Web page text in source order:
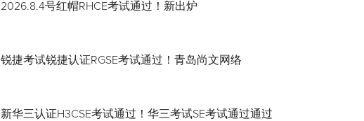
2026.8.4号红帽RHCE考试通过！新出炉
锐捷考试锐捷认证RGSE考试通过！青岛尚文网络
新华三认证H3CSE考试通过！华三考试SE考试通过通过